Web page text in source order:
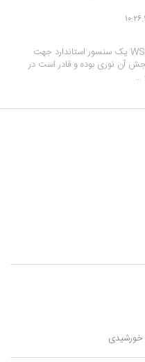
سنسور اندازه گیری سرعت باد مدل پایه WS350 یک سنسور استاندارد جهت
آن نوری بوده و قادر است در
خورشیدی